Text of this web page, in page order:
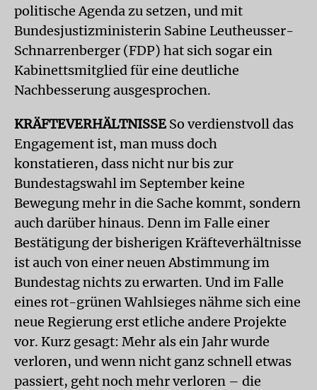
politische Agenda zu setzen, und mit
Bundesjustizministerin Sabine Leutheusser-
Schnarrenberger (FDP) hat sich sogar ein
Kabinettsmitglied für eine deutliche
Nachbesserung ausgesprochen.
KRÄFTEVERHÄLTNISSE So verdienstvoll das
Engagement ist, man muss doch
konstatieren, dass nicht nur bis zur
Bundestagswahl im September keine
Bewegung mehr in die Sache kommt, sondern
auch darüber hinaus. Denn im Falle einer
Bestätigung der bisherigen Kräfteverhältnisse
ist auch von einer neuen Abstimmung im
Bundestag nichts zu erwarten. Und im Falle
eines rot-grünen Wahlsieges nähme sich eine
neue Regierung erst etliche andere Projekte
vor. Kurz gesagt: Mehr als ein Jahr wurde
verloren, und wenn nicht ganz schnell etwas
passiert, geht noch mehr verloren – die